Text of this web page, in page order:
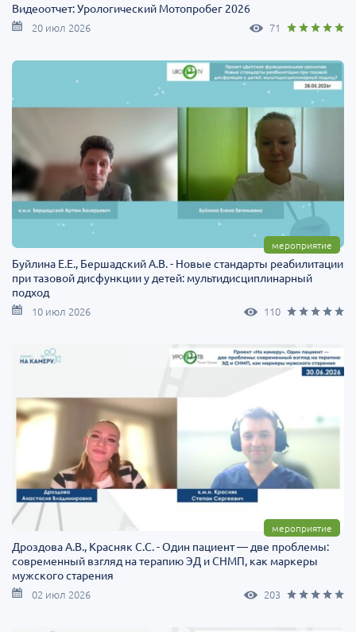
Видеоотчет: Урологический Мотопробег 2026
20 июл 2026 71
мероприятие
Буйлина Е.Е., Бершадский А.В. - Новые стандарты реабилитации
при тазовой дисфункции у детей: мультидисциплинарный
подход
10 июл 2026 110
мероприятие
Дроздова А.В., Красняк С.С. - Один пациент — две проблемы:
современный взгляд на терапию ЭД и СНМП, как маркеры
мужского старения
02 июл 2026 203